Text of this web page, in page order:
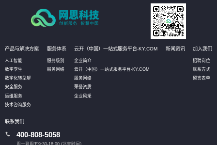
产品与解决方案
人工智能
数字孪生
数字化转型解
安全服务
运维服务
技术咨询服务
服务体系
服务级别
服务网络
云开（中国）一站式服务平台-KY.COM
企业简介
云开（中国）一站式服务平台-KY.COM
服务网络
荣誉资质
企业风采
新闻资讯 加入我们
招聘岗位
联系方式
留言表单
联系我们
400-808-5058
周一到周五9:30-18:00 (北京时间）